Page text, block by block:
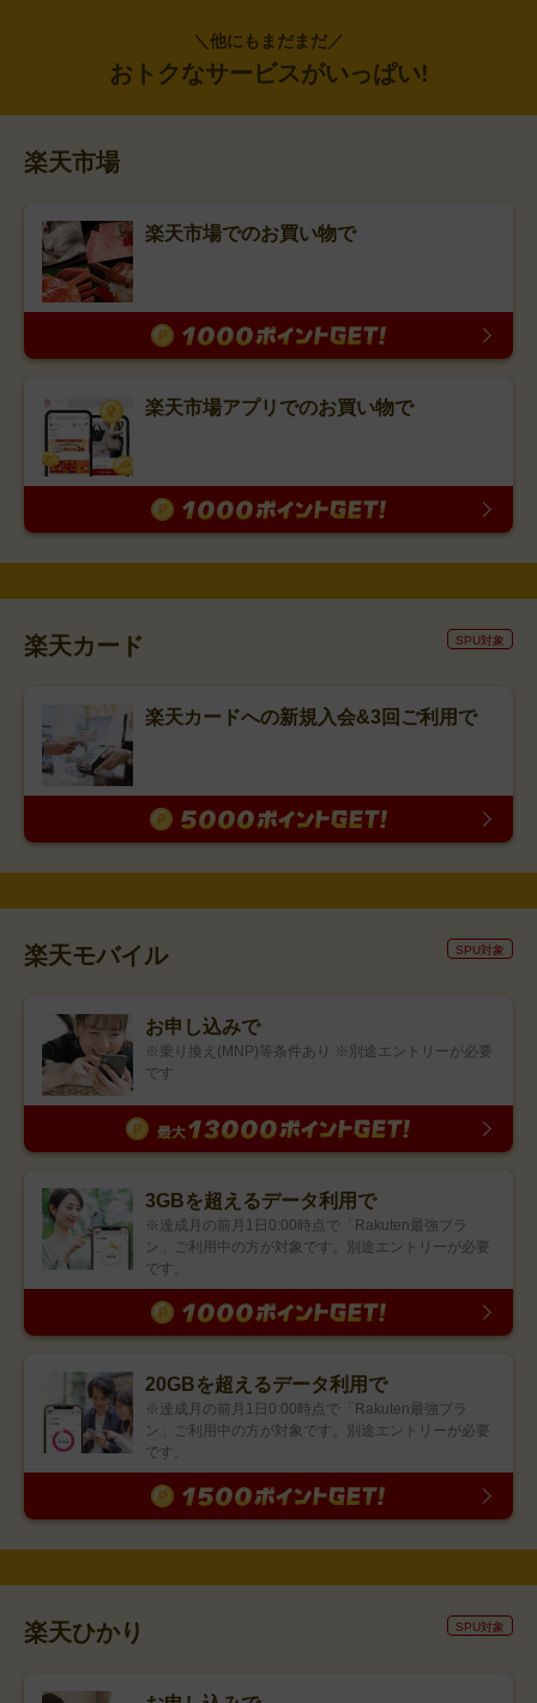
＼他にもまだまだ／
おトクなサービスがいっぱい!
楽天市場
楽天市場でのお買い物で
楽天市場アプリでのお買い物で
楽天カード SPU対象
楽天カードへの新規入会&3回ご利用で
楽天モバイル SPU対象
お申し込みで
※乗り換え(MNP)等条件あり ※別途エントリーが必要
です
3GBを超えるデータ利用で
※達成月の前月1日0:00時点で「Rakuten最強プラ
ン」ご利用中の方が対象です。別途エントリーが必要
です。
20GBを超えるデータ利用で
※達成月の前月1日0:00時点で「Rakuten最強プラ
ン」ご利用中の方が対象です。別途エントリーが必要
です。
楽天ひかり SPU対象